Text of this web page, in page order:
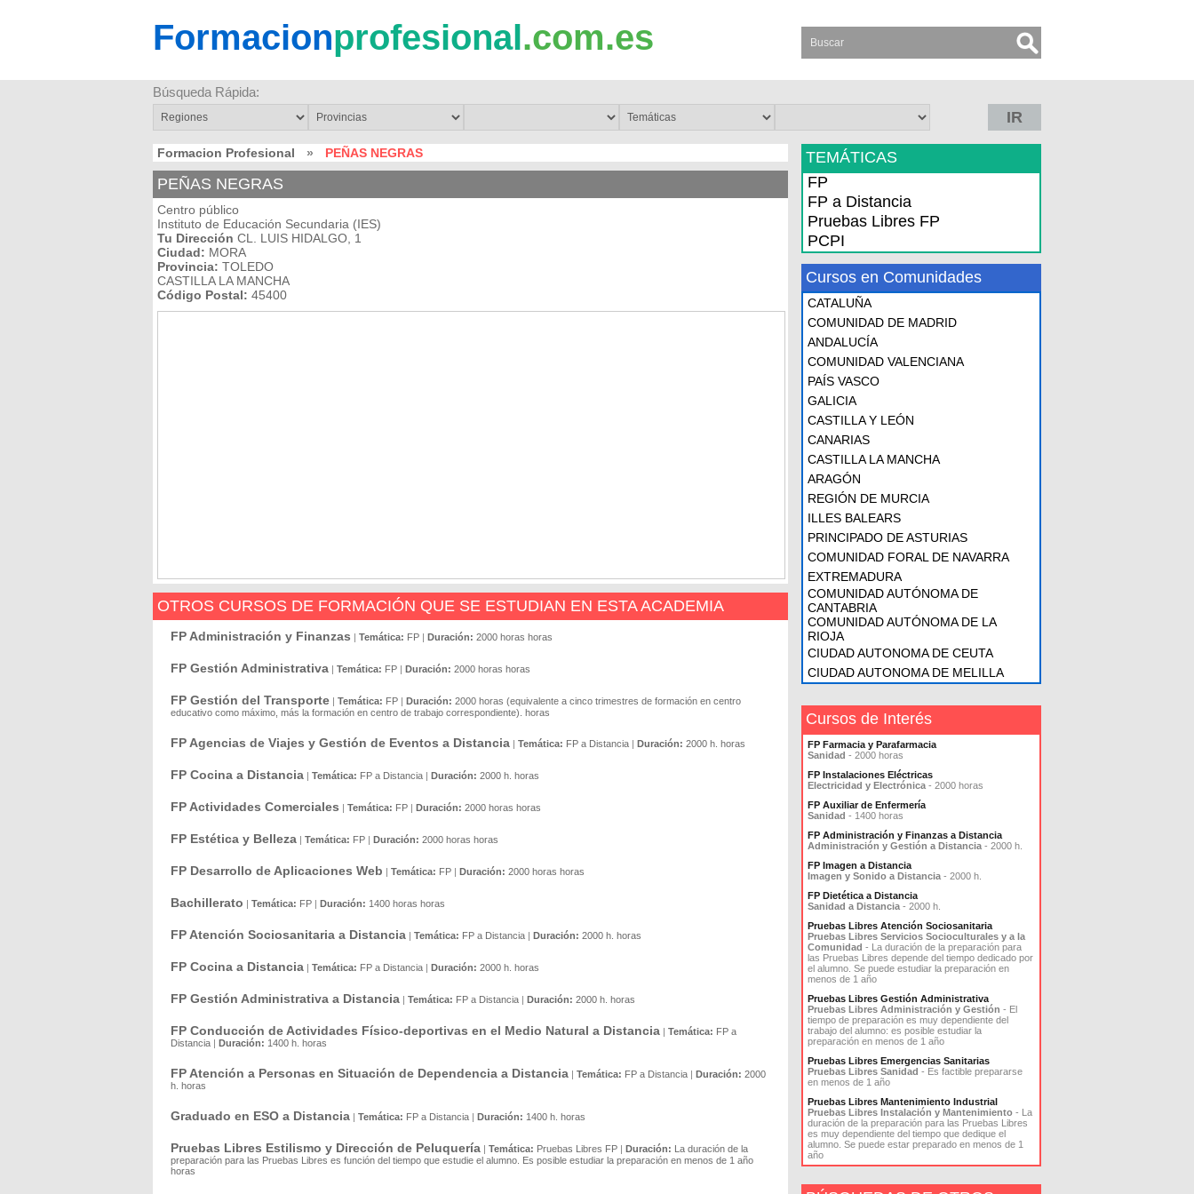
Formacionprofesional.com.es
Búsqueda Rápida:
IR
Formacion Profesional » PEÑAS NEGRAS
PEÑAS NEGRAS
Centro público
Instituto de Educación Secundaria (IES)
Tu Dirección CL. LUIS HIDALGO, 1
Ciudad: MORA
Provincia: TOLEDO
CASTILLA LA MANCHA
Código Postal: 45400
OTROS CURSOS DE FORMACIÓN QUE SE ESTUDIAN EN ESTA ACADEMIA
FP Administración y Finanzas | Temática: FP | Duración: 2000 horas horas
FP Gestión Administrativa | Temática: FP | Duración: 2000 horas horas
FP Gestión del Transporte | Temática: FP | Duración: 2000 horas (equivalente a cinco trimestres de formación en centro
educativo como máximo, más la formación en centro de trabajo correspondiente). horas
FP Agencias de Viajes y Gestión de Eventos a Distancia | Temática: FP a Distancia | Duración: 2000 h. horas
FP Cocina a Distancia | Temática: FP a Distancia | Duración: 2000 h. horas
FP Actividades Comerciales | Temática: FP | Duración: 2000 horas horas
FP Estética y Belleza | Temática: FP | Duración: 2000 horas horas
FP Desarrollo de Aplicaciones Web | Temática: FP | Duración: 2000 horas horas
Bachillerato | Temática: FP | Duración: 1400 horas horas
FP Atención Sociosanitaria a Distancia | Temática: FP a Distancia | Duración: 2000 h. horas
FP Cocina a Distancia | Temática: FP a Distancia | Duración: 2000 h. horas
FP Gestión Administrativa a Distancia | Temática: FP a Distancia | Duración: 2000 h. horas
FP Conducción de Actividades Físico-deportivas en el Medio Natural a Distancia | Temática: FP a
Distancia | Duración: 1400 h. horas
FP Atención a Personas en Situación de Dependencia a Distancia | Temática: FP a Distancia | Duración: 2000
h. horas
Graduado en ESO a Distancia | Temática: FP a Distancia | Duración: 1400 h. horas
Pruebas Libres Estilismo y Dirección de Peluquería | Temática: Pruebas Libres FP | Duración: La duración de la
preparación para las Pruebas Libres es función del tiempo que estudie el alumno. Es posible estudiar la preparación en menos de 1 año
horas
TEMÁTICAS
FP
FP a Distancia
Pruebas Libres FP
PCPI
Cursos en Comunidades
CATALUÑA
COMUNIDAD DE MADRID
ANDALUCÍA
COMUNIDAD VALENCIANA
PAÍS VASCO
GALICIA
CASTILLA Y LEÓN
CANARIAS
CASTILLA LA MANCHA
ARAGÓN
REGIÓN DE MURCIA
ILLES BALEARS
PRINCIPADO DE ASTURIAS
COMUNIDAD FORAL DE NAVARRA
EXTREMADURA
COMUNIDAD AUTÓNOMA DE
CANTABRIA
COMUNIDAD AUTÓNOMA DE LA
RIOJA
CIUDAD AUTONOMA DE CEUTA
CIUDAD AUTONOMA DE MELILLA
Cursos de Interés
FP Farmacia y Parafarmacia
Sanidad - 2000 horas
FP Instalaciones Eléctricas
Electricidad y Electrónica - 2000 horas
FP Auxiliar de Enfermería
Sanidad - 1400 horas
FP Administración y Finanzas a Distancia
Administración y Gestión a Distancia - 2000 h.
FP Imagen a Distancia
Imagen y Sonido a Distancia - 2000 h.
FP Dietética a Distancia
Sanidad a Distancia - 2000 h.
Pruebas Libres Atención Sociosanitaria
Pruebas Libres Servicios Socioculturales y a la
Comunidad - La duración de la preparación para
las Pruebas Libres depende del tiempo dedicado por
el alumno. Se puede estudiar la preparación en
menos de 1 año
Pruebas Libres Gestión Administrativa
Pruebas Libres Administración y Gestión - El
tiempo de preparación es muy dependiente del
trabajo del alumno: es posible estudiar la
preparación en menos de 1 año
Pruebas Libres Emergencias Sanitarias
Pruebas Libres Sanidad - Es factible prepararse
en menos de 1 año
Pruebas Libres Mantenimiento Industrial
Pruebas Libres Instalación y Mantenimiento - La
duración de la preparación para las Pruebas Libres
es muy dependiente del tiempo que dedique el
alumno. Se puede estar preparado en menos de 1
año